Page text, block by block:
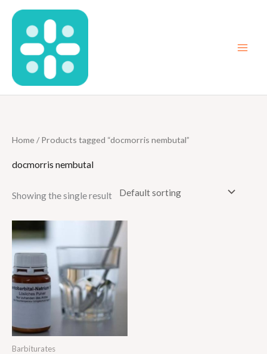
content
Home/ Products tagged “docmorris nembutal”
docmorris nembutal
Showing the single result
Barbiturates